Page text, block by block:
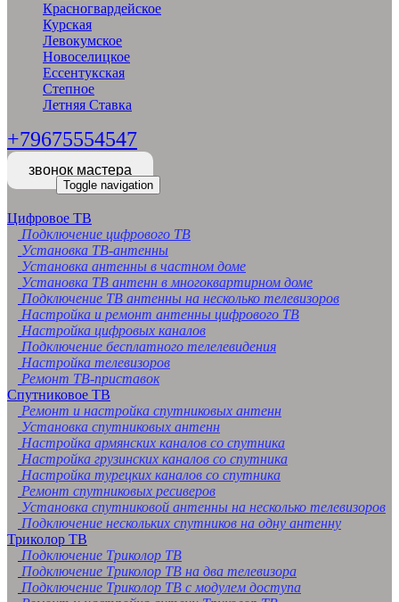
Красногвардейское
Курская
Левокумское
Новоселицкое
Ессентукская
Степное
Летняя Ставка
+79675554547
звонок мастера
Toggle navigation
Цифровое ТВ
Подключение цифрового ТВ
Установка ТВ-антенны
Установка антенны в частном доме
Установка ТВ антенн в многоквартирном доме
Подключение ТВ антенны на несколько телевизоров
Настройка и ремонт антенны цифрового ТВ
Настройка цифровых каналов
Подключение бесплатного телелевидения
Настройка телевизоров
Ремонт ТВ-приставок
Спутниковое ТВ
Ремонт и настройка спутниковых антенн
Установка спутниковых антенн
Настройка армянских каналов со спутника
Настройка грузинских каналов со спутника
Настройка турецких каналов со спутника
Ремонт спутниковых ресиверов
Установка спутниковой антенны на несколько телевизоров
Подключение нескольких спутников на одну антенну
Триколор ТВ
Подключение Триколор ТВ
Подключение Триколор ТВ на два телевизора
Подключение Триколор ТВ с модулем доступа